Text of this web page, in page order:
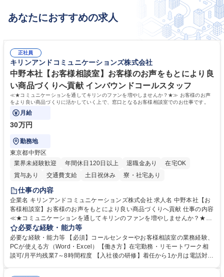
あなたにおすすめの求人
正社員
キリンアンドコミュニケーションズ株式会社
中野本社【お客様相談室】お客様のお声をもとにより良
い商品づくりへ貢献 インバウンドコールスタッフ
≪★コミュニケーションを通してキリンのファンを増やしませんか？★≫ お客様のお声
をより良い商品づくりに活かしていく上で、窓口となるお客様相談室でのお仕事です。
月給
30万円
勤務地
東京都中野区
業界未経験歓迎
年間休日120日以上 退職金あり
在宅OK
賞与あり
交通費支給 土日祝休み 寮・社宅あり
仕事の内容
企業名 キリンアンドコミュニケーションズ株式会社 求人名 中野本社【お
客様相談室】お客様のお声をもとにより良い商品づくりへ貢献 仕事の内容
≪★コミュニケーションを通してキリンのファンを増やしませんか？★≫
お客様のお声をより良い商品づくりに活かしていく上で、窓口となるお客
様相談室でのお仕事です。 日々お客様からいただくキリングループへのご
意見を、企業活動に活かしています。お客様からの声に迅速かつ誠意をも
って対応、情報提供するとともにグループ内活動に反映しています。 【具
必要な経験・能力等
必要な経験・能力等 【必須】コールセンターやお客様相談室の業務経験、
PCが使える方（Word・Excel）【働き方】在宅勤務・リモートワーク相
談可/月平均残業7～8時間程度 【入社後の研修】着任から1か月は電話対応